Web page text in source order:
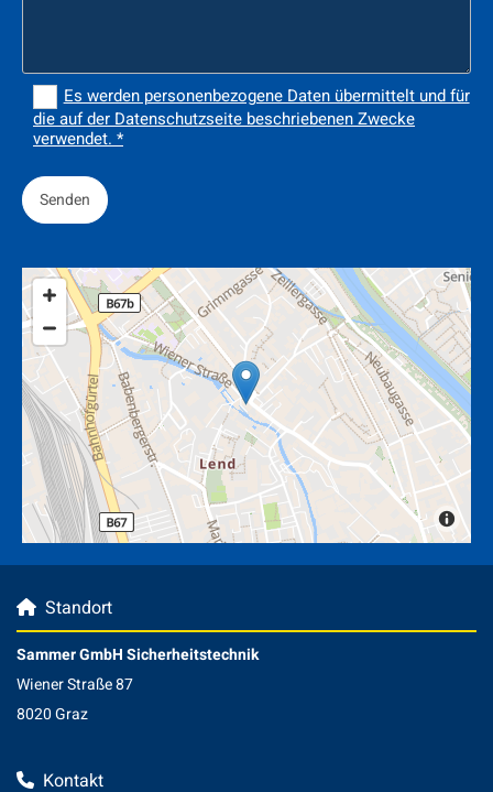
Es werden personenbezogene Daten übermittelt und für
die auf der Datenschutzseite beschriebenen Zwecke
verwendet. *
 Standort
Sammer GmbH Sicherheitstechnik
Wiener Straße 87
8020 Graz
 Kontakt